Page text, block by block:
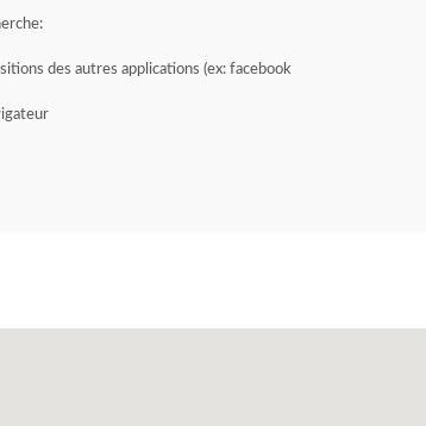
des autres applications (ex: facebook